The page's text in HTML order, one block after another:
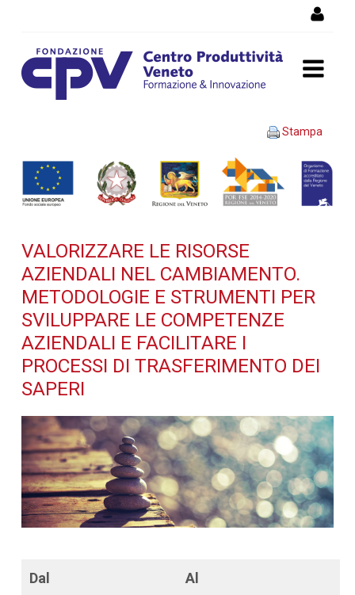
VALORIZZARE LE RISORSE
AZIENDALI NEL
CAMBIAMENTO.
per sviluppare le
competenze aziendali e
facilitare i processi di
trasferimento dei saperi -
Dettaglio corso di
formazione
Stampa
VALORIZZARE LE RISORSE
AZIENDALI NEL CAMBIAMENTO.
METODOLOGIE E STRUMENTI PER
SVILUPPARE LE COMPETENZE
AZIENDALI E FACILITARE I
PROCESSI DI TRASFERIMENTO DEI
SAPERI
Dal Al